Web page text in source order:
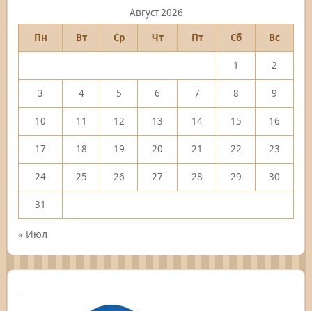
Август 2026
Пн
Вт Ср Чт Пт Сб Вс
1 2
3 4 5 6 7 8 9
10 11 12 13 14 15 16
17 18 19 20 21 22 23
24 25 26 27 28 29 30
31
« Июл